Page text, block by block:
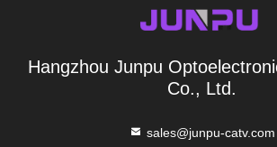
Hangzhou Junpu
Co., Ltd.
sales@junpu-catv.com